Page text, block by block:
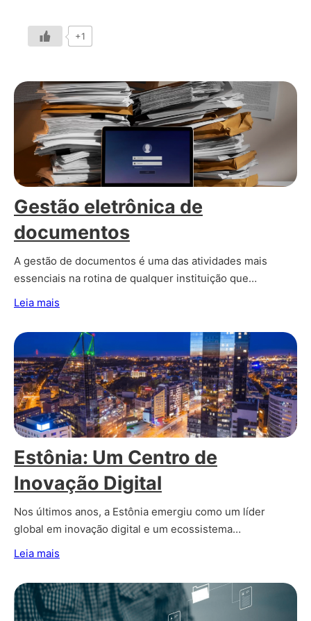
+1
Gestão eletrônica de
documentos
A gestão de documentos é uma das atividades mais
essenciais na rotina de qualquer instituição que…
Leia mais
Estônia: Um Centro de
Inovação Digital
Nos últimos anos, a Estônia emergiu como um líder
global em inovação digital e um ecossistema…
Leia mais